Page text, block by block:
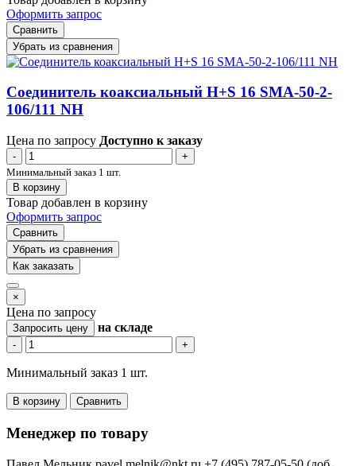
Оформить запрос
Сравнить
Убрать из сравнения
Соединитель коаксиальный H+S 16 SMA-50-2-
106/111 NH
Цена по запросу Доступно к заказу
-
+
Минимальный заказ 1 шт.
В корзину
Товар добавлен в корзину
Оформить запрос
Сравнить
Убрать из сравнения
Как заказать
×
Цена по запросу
Запросить цену на складе
- +
Минимальный заказ 1 шт.
В корзину Сравнить
Менеджер по товару